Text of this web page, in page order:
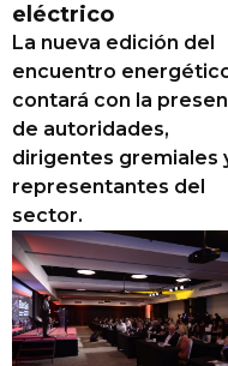
eléctrico
La nueva edición del
encuentro
contará con la
de autoridades,
dirigentes gremiales
representantes del
sector.